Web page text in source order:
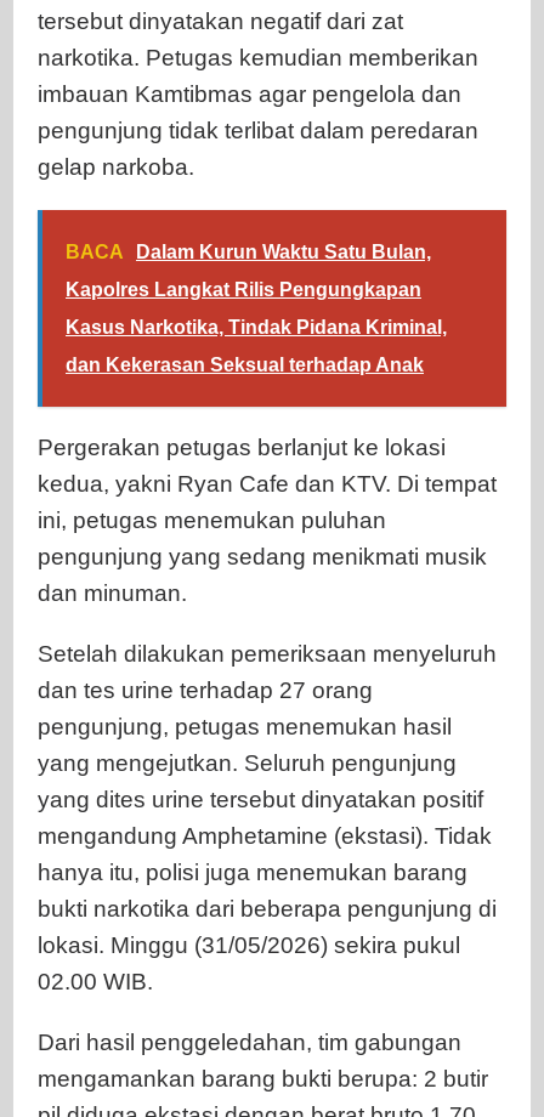
tersebut dinyatakan negatif dari zat
narkotika. Petugas kemudian memberikan
imbauan Kamtibmas agar pengelola dan
pengunjung tidak terlibat dalam peredaran
gelap narkoba.
BACA
Dalam Kurun Waktu Satu Bulan,
Kapolres Langkat Rilis Pengungkapan
Kasus Narkotika, Tindak Pidana Kriminal,
dan Kekerasan Seksual terhadap Anak
Pergerakan petugas berlanjut ke lokasi
kedua, yakni Ryan Cafe dan KTV. Di tempat
ini, petugas menemukan puluhan
pengunjung yang sedang menikmati musik
dan minuman.
Setelah dilakukan pemeriksaan menyeluruh
dan tes urine terhadap 27 orang
pengunjung, petugas menemukan hasil
yang mengejutkan. Seluruh pengunjung
yang dites urine tersebut dinyatakan positif
mengandung Amphetamine (ekstasi). Tidak
hanya itu, polisi juga menemukan barang
bukti narkotika dari beberapa pengunjung di
lokasi. Minggu (31/05/2026) sekira pukul
02.00 WIB.
Dari hasil penggeledahan, tim gabungan
mengamankan barang bukti berupa: 2 butir